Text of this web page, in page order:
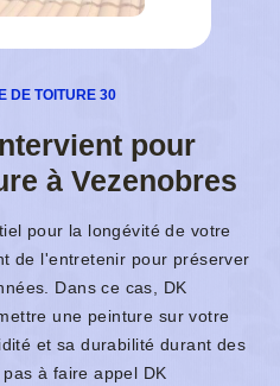
DE TOITURE 30
pour
à Vezenobres
pour la longévité de votre
de l'entretenir pour préserver
Dans ce cas, DK
une peinture sur votre
et sa durabilité durant des
à faire appel DK